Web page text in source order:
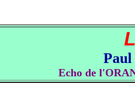
Echo de